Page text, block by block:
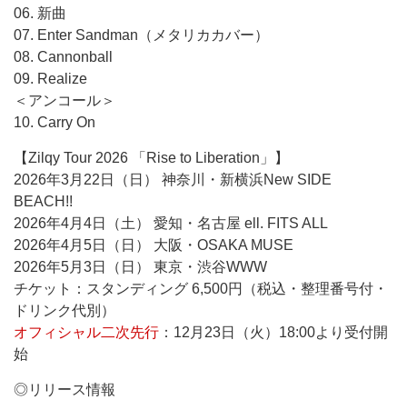
06. 新曲
07. Enter Sandman（メタリカカバー）
08. Cannonball
09. Realize
＜アンコール＞
10. Carry On
【Zilqy Tour 2026 「Rise to Liberation」】
2026年3月22日（日） 神奈川・新横浜New SIDE
BEACH!!
2026年4月4日（土） 愛知・名古屋 ell. FITS ALL
2026年4月5日（日） 大阪・OSAKA MUSE
2026年5月3日（日） 東京・渋谷WWW
チケット：スタンディング 6,500円（税込・整理番号付・
ドリンク代別）
オフィシャル二次先行 ：12月23日（火）18:00より受付開
始
◎リリース情報